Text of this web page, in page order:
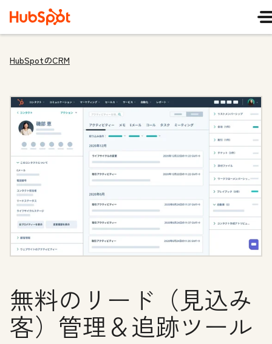
HubSpotのCRM
無料のリード（見込み
客）管理＆追跡ツール